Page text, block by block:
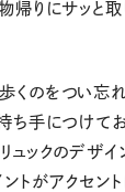
帰りにサッと取
くのをつい忘
ち手につけて
ュックのデザイ
ントがアクセ